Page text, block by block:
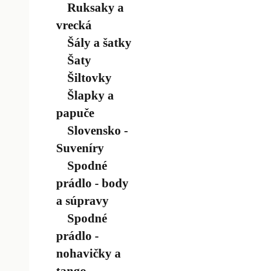
Ruksaky a
vrecká
Šály a šatky
Šaty
Šiltovky
Šlapky a
papuče
Slovensko -
Suveníry
Spodné
prádlo - body
a súpravy
Spodné
prádlo -
nohavičky a